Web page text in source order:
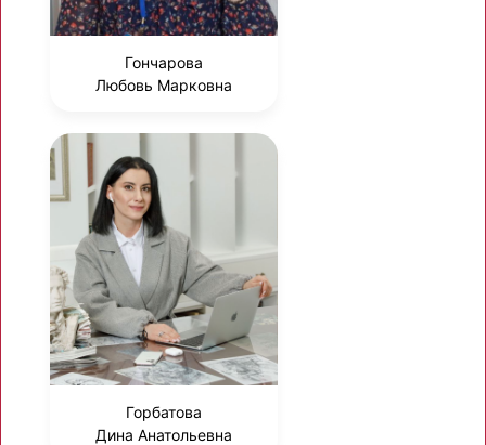
Гончарова
Любовь Марковна
Горбатова
Дина Анатольевна